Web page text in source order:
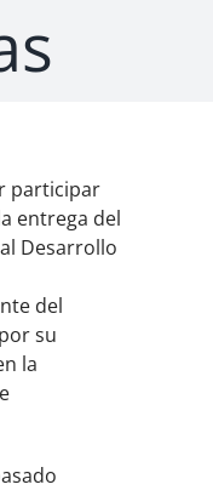
participar
entrega del
Desarrollo
del
su
la